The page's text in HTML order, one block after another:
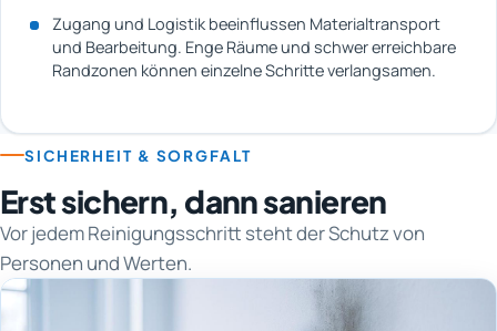
Zugang und Logistik beeinflussen Materialtransport
und Bearbeitung. Enge Räume und schwer erreichbare
Randzonen können einzelne Schritte verlangsamen.
SICHERHEIT & SORGFALT
Erst sichern, dann sanieren
Vor jedem Reinigungsschritt steht der Schutz von
Personen und Werten.